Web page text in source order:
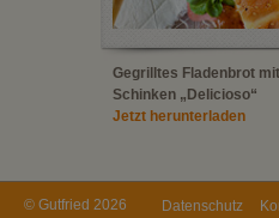
Gegrilltes Fladenbrot
Schinken „Delicioso“
Jetzt herunterladen
© Gutfried 2026 Datenschutz